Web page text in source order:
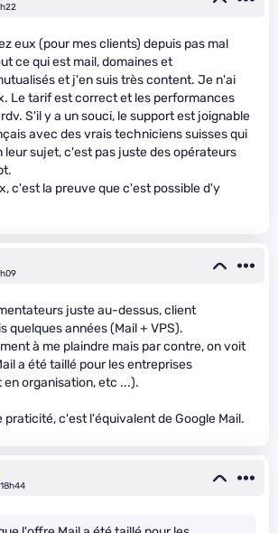
eux (pour mes clients) depuis pas mal
ce qui est mail, domaines et
et j'en suis très content. Je n'ai
Le tarif est correct et les performances
S'il y a un souci, le support est joignable
avec des vrais techniciens suisses qui
leur sujet, c'est pas juste des opérateurs
c'est la preuve que c'est possible d'y
juste au-dessus, client
quelques années (Mail + VPS).
à me plaindre mais par contre, on voit
a été taillé pour les entreprises
organisation, etc ...).
praticité, c'est l'équivalent de Google Mail.